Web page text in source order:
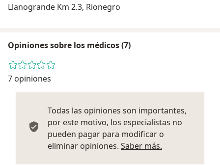
Llanogrande Km 2.3, Rionegro
Opiniones sobre los médicos (7)
7 opiniones
Todas las opiniones son importantes,
por este motivo, los especialistas no
pueden pagar para modificar o
eliminar opiniones. Saber más.